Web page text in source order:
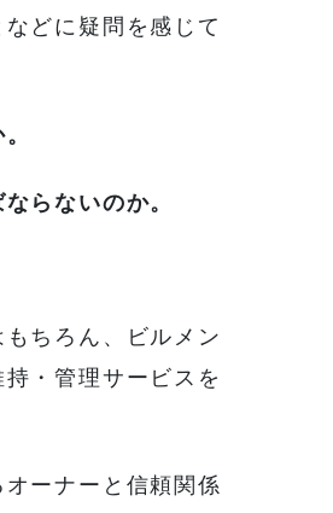
どに疑問を感じて
らないのか。
ちろん、ビルメン
・管理サービスを
ーナーと信頼関係